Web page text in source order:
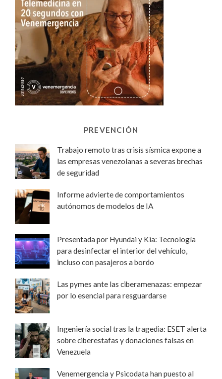
PREVENCIÓN
Trabajo remoto tras crisis sísmica expone a
las empresas venezolanas a severas brechas
de seguridad
Informe advierte de comportamientos
autónomos de modelos de IA
Presentada por Hyundai y Kia: Tecnología
para desinfectar el interior del vehículo,
incluso con pasajeros a bordo
Las pymes ante las ciberamenazas: empezar
por lo esencial para resguardarse
Ingeniería social tras la tragedia: ESET alerta
sobre ciberestafas y donaciones falsas en
Venezuela
Venemergencia y Psicodata han puesto al